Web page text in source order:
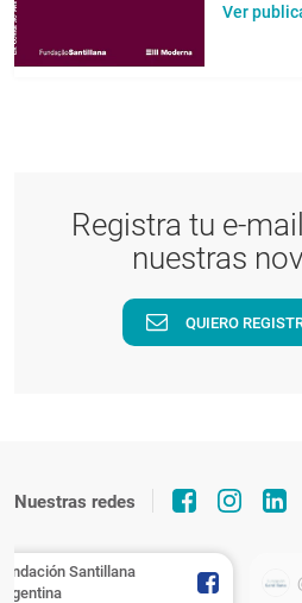
Ver
Registra tu e-
nuestras
QUIERO
Nuestras redes
Santillana